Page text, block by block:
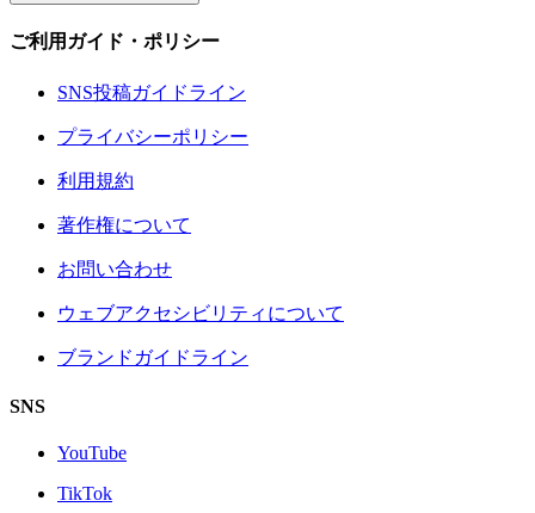
ご利用ガイド・ポリシー
SNS投稿ガイドライン
プライバシーポリシー
利用規約
著作権について
お問い合わせ
ウェブアクセシビリティについて
ブランドガイドライン
SNS
YouTube
TikTok